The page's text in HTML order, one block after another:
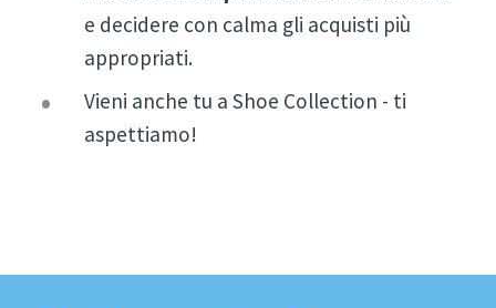
e decidere con calma gli acquisti più
appropriati.
Vieni anche tu a Shoe Collection - ti
aspettiamo!